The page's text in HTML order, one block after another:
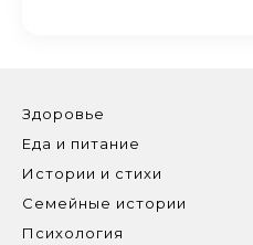
Здоровье
Еда и питание
Истории и стихи
Семейные истории
Психология